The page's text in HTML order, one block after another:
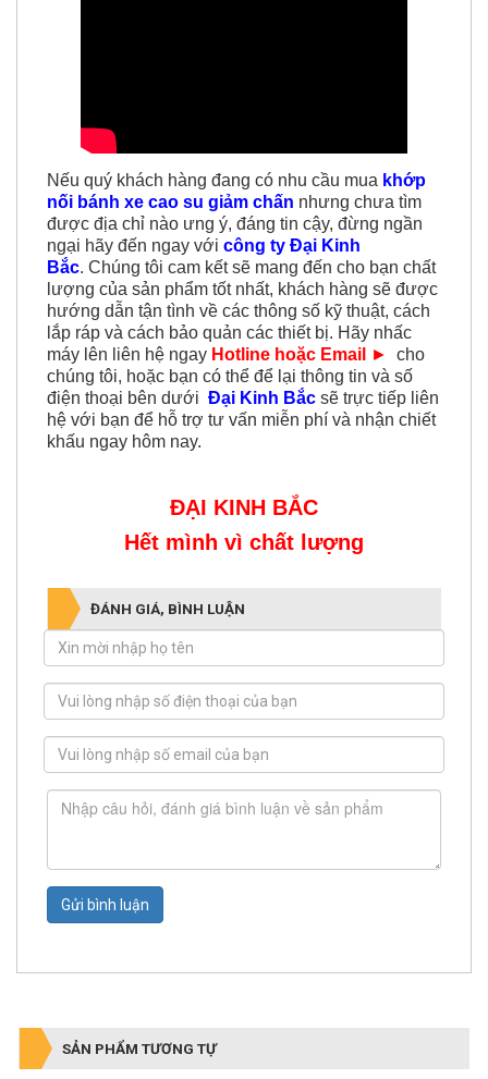
Nếu quý khách hàng đang có nhu cầu mua khớp
nối bánh xe cao su giảm chấn nhưng chưa tìm
được địa chỉ nào ưng ý, đáng tin cậy, đừng ngần
ngại hãy đến ngay với công ty Đại Kinh
Bắc. Chúng tôi cam kết sẽ mang đến cho bạn chất
lượng của sản phẩm tốt nhất, khách hàng sẽ được
hướng dẫn tận tình về các thông số kỹ thuật, cách
lắp ráp và cách bảo quản các thiết bị. Hãy nhấc
máy lên liên hệ ngay Hotline hoặc Email ►
cho
chúng tôi, hoặc bạn có thể để lại thông tin và số
điện thoại bên dưới Đại Kinh Bắc sẽ trực tiếp liên
hệ với bạn để hỗ trợ tư vấn miễn phí và nhận chiết
khấu ngay hôm nay.
ĐẠI KINH BẮC
Hết mình vì chất lượng
ĐÁNH GIÁ, BÌNH LUẬN
Gửi bình luận
SẢN PHẨM TƯƠNG TỰ